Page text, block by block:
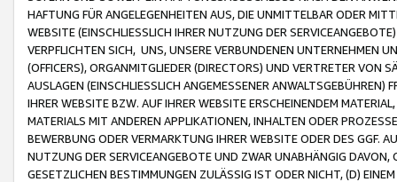
HAFTUNG FÜR ANGELEGENHEITEN AUS, DIE UNMITTELBAR ODER
WEBSITE (EINSCHLIESSLICH IHRER NUTZUNG DER
VERPFLICHTEN SICH, UNS, UNSERE VERBUNDENEN UNTERNEHMEN
(OFFICERS), ORGANMITGLIEDER (DIRECTORS) UND VERTRETER VON
AUSLAGEN (EINSCHLIESSLICH ANGEMESSENER
IHRER WEBSITE BZW. AUF IHRER WEBSITE ERSCHEINENDEM
MATERIALS MIT ANDEREN APPLIKATIONEN, INHALTEN ODER
BEWERBUNG ODER VERMARKTUNG IHRER WEBSITE ODER DES GGF.
NUTZUNG DER SERVICEANGEBOTE UND ZWAR UNABHÄNGIG
GESETZLICHEN BESTIMMUNGEN ZULÄSSIG IST ODER NICHT, (D)